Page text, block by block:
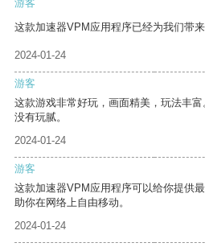
游客
这款加速器VPM应用程序已经为我们带来
2024-01-24
游客
这款游戏非常好玩，画面精美，玩法丰
没有玩腻。
2024-01-24
游客
这款加速器VPM应用程序可以给你提供
助你在网络上自由移动。
2024-01-24